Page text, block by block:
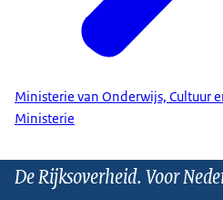
Ministerie van Onderwijs, Cultuur
Ministerie
De Rijksoverheid. Voor